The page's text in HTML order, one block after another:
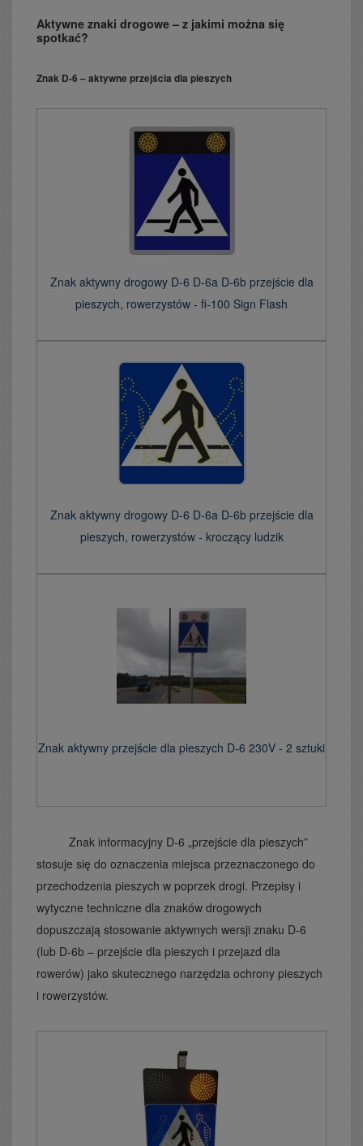
Aktywne znaki drogowe – z jakimi można się
spotkać?
Znak D-6 – aktywne przejścia dla pieszych
Znak aktywny drogowy D-6 D-6a D-6b przejście dla
pieszych, rowerzystów - fi-100 Sign Flash
Znak aktywny drogowy D-6 D-6a D-6b przejście dla
pieszych, rowerzystów - kroczący ludzik
Znak aktywny przejście dla pieszych D-6 230V - 2 sztuki
Znak informacyjny D-6 „przejście dla pieszych”
stosuje się do oznaczenia miejsca przeznaczonego do
przechodzenia pieszych w poprzek drogi. Przepisy i
wytyczne techniczne dla znaków drogowych
dopuszczają stosowanie aktywnych wersji znaku D-6
(lub D-6b – przejście dla pieszych i przejazd dla
rowerów) jako skutecznego narzędzia ochrony pieszych
i rowerzystów.